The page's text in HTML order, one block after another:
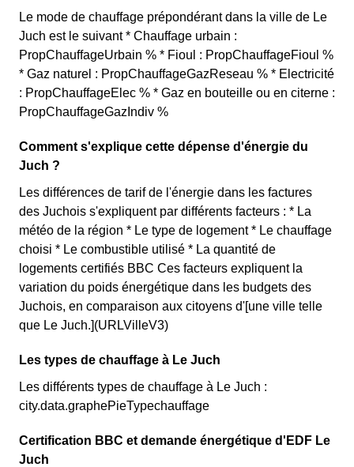
Le mode de chauffage prépondérant dans la ville de Le
Juch est le suivant * Chauffage urbain :
PropChauffageUrbain % * Fioul : PropChauffageFioul %
* Gaz naturel : PropChauffageGazReseau % * Electricité
: PropChauffageElec % * Gaz en bouteille ou en citerne :
PropChauffageGazIndiv %
Comment s'explique cette dépense d'énergie du
Juch ?
Les différences de tarif de l'énergie dans les factures
des Juchois s'expliquent par différents facteurs : * La
météo de la région * Le type de logement * Le chauffage
choisi * Le combustible utilisé * La quantité de
logements certifiés BBC Ces facteurs expliquent la
variation du poids énergétique dans les budgets des
Juchois, en comparaison aux citoyens d'[une ville telle
que Le Juch.](URLVilleV3)
Les types de chauffage à Le Juch
Les différents types de chauffage à Le Juch :
city.data.graphePieTypechauffage
Certification BBC et demande énergétique d'EDF Le
Juch